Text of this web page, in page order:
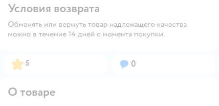
Условия возврата
Обменять или вернуть товар надлежащего качества
можно в течение 14 дней с момента покупки.
Рейтинг:
5 Вопросов:
0
О товаре